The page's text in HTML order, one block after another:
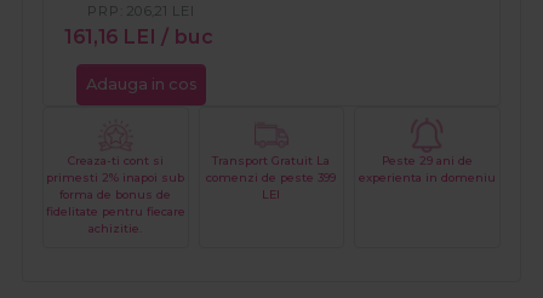
161,16 LEI / buc
PRP: 206,21 LEI
Adauga in cos
Creaza-ti cont si
primesti 2% inapoi sub
forma de bonus de
fidelitate pentru fiecare
achizitie.
Transport Gratuit La
comenzi de peste 399
LEI
Peste 29 ani de
experienta in domeniu